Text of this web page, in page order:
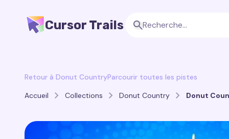
Cursor Trails
Retour à Donut CountryParcourir toutes les pistes
Accueil
Collections Donut Country Donut